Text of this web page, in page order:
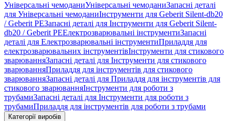
Універсальні чемоданиУніверсальні чемоданиЗапасні деталі
для Універсальні чемоданиІнструменти для Geberit Silent-db20
/ Geberit PEЗапасні деталі для Інструменти для Geberit Silent-
db20 / Geberit PEЕлектрозварювальні інструментиЗапасні
деталі для Електрозварювальні інструментиПриладдя для
електрозварювальних інструментівІнструменти для стикового
зварюванняЗапасні деталі для Інструменти для стикового
зварюванняПриладдя для інструментів для стикового
зварюванняЗапасні деталі для Приладдя для інструментів для
стикового зварюванняІнструменти для роботи з
трубамиЗапасні деталі для Інструменти для роботи з
трубамиПриладдя для інструментів для роботи з трубами
Категорії виробів